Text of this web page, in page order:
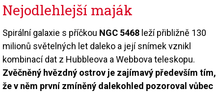
Nejodlehlejší maják
Spirální galaxie s příčkou NGC 5468 leží přibližně 130
milionů světelných let daleko a její snímek vznikl
kombinací dat z Hubbleova a Webbova teleskopu.
Zvěčněný hvězdný ostrov je zajímavý především tím,
že v něm první zmíněný dalekohled pozoroval vůbec